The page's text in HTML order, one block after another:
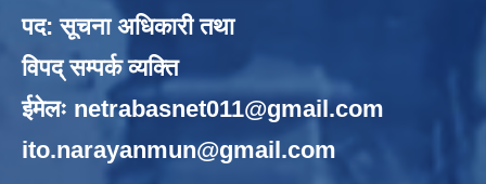
पद: सूचना अधिकारी तथा
विपद् सम्पर्क व्यक्ति
ईमेलः netrabasnet011@gmail.com
ito.narayanmun@gmail.com